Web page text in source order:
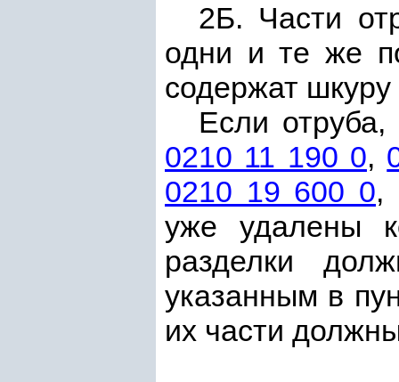
2Б. Части
одни и те же
содержат
Если
0210 11 190 0,
0210 19 600 0,
уже удалены
разделки
указанным в
их части